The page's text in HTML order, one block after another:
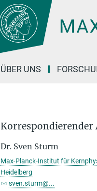
ÜBER UNS
Korrespondierender
Dr. Sven Sturm
Max-Planck-Institut für
Heidelberg
sven.sturm@...